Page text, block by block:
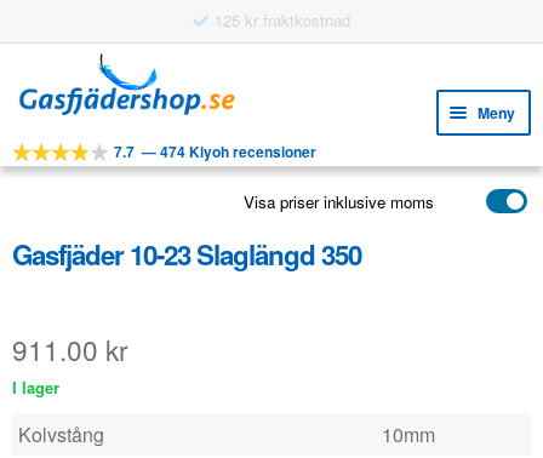
125 kr fraktkostnad
till
navigering
till
innehåll
Meny
VERKTYG
APPLIKATIONER
VANLIGA FRÅGOR
7.7 —474 Kiyoh recensioner
Visa priser inklusive moms
Gasfjäder 10-23 Slaglängd 350
911.00 kr
I lager
Kolvstång
10mm